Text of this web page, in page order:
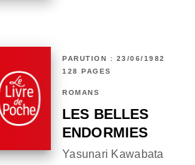
PARUTION : 23/06/1982
128 PAGES
ROMANS
LES BELLES
ENDORMIES
Yasunari Kawabata